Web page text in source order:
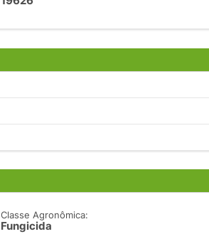
Classe Agronômica:
Fungicida